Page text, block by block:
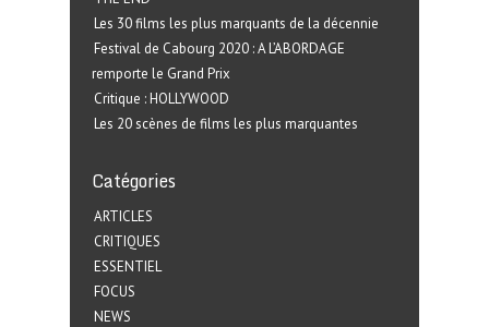
Les 30 films les plus marquants de la décennie
Festival de Cabourg 2020 : A L’ABORDAGE
remporte le Grand Prix
Critique : HOLLYWOOD
Les 20 scènes de films les plus marquantes
Catégories
ARTICLES
CRITIQUES
ESSENTIEL
FOCUS
NEWS